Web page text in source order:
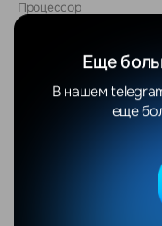
Процессор
Все
Еще
В нашем
еще